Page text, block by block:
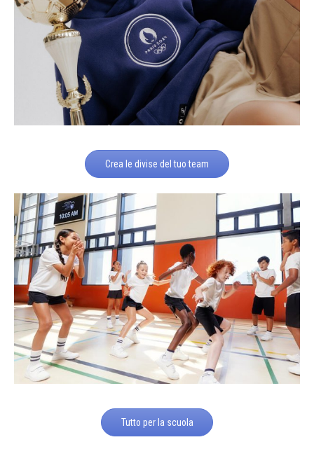
Crea le divise del tuo team
Tutto per la scuola